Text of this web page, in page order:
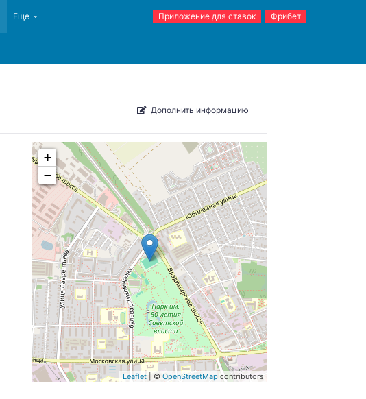
Еще Приложение для ставок Фрибет
Дополнить информацию
+
−
Leaflet| © OpenStreetMapcontributors